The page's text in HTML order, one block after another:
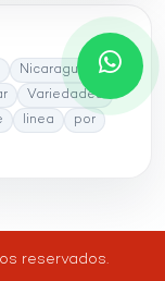
Nicaragua
Variedades
linea
por
reservados.